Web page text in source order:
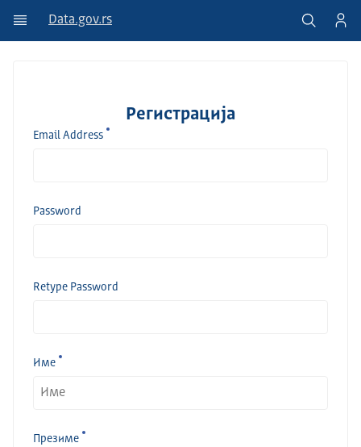
Data.gov.rs
Регистрација
Email Address
Password
Retype Password
Име
Презиме